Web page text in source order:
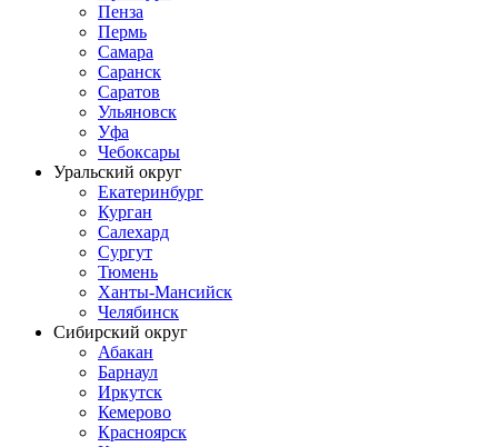
Пенза
Пермь
Самара
Саранск
Саратов
Ульяновск
Уфа
Чебоксары
Уральский округ
Екатеринбург
Курган
Салехард
Сургут
Тюмень
Ханты-Мансийск
Челябинск
Сибирский округ
Абакан
Барнаул
Иркутск
Кемерово
Красноярск